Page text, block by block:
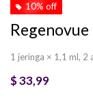
10% off
1 jeringa × 1,1 ml, 2
$33,99